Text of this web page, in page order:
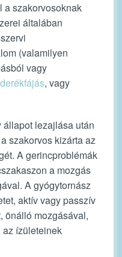
a szakorvosoknak
általában
(valamilyen
vagy
derékfájás, vagy
lezajlása után
szakorvos kizárta az
A gerincproblémák
a mozgás
A gyógytornász
aktív vagy passzív
önálló mozgásával,
az ízületeinek